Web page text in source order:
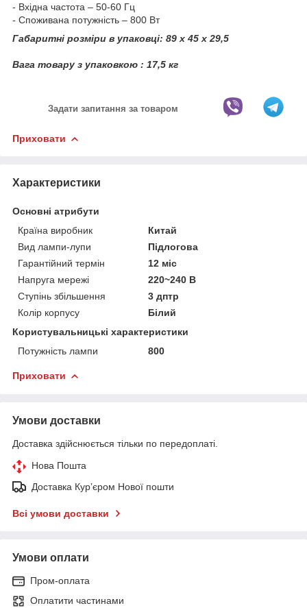
- Вхідна частота – 50-60 Гц
- Споживана потужність – 800 Вт
Габаритні розміри в упаковці: 89 х 45 х 29,5
Вага товару з упаковкою : 17,5 кг
Задати запитання за товаром
Приховати
Характеристики
Основні атрибути
Країна виробник
Китай
Вид лампи-лупи
Підлогова
Гарантійний термін
12 міс
Напруга мережі
220~240 В
Ступінь збільшення
3 дптр
Колір корпусу
Білий
Користувальницькі характеристики
Потужність лампи
800
Приховати
Умови доставки
Доставка здійснюється тільки по передоплаті.
Нова Пошта
Доставка Курʼєром Нової пошти
Всі умови доставки
Умови оплати
Пром-оплата
Оплатити частинами